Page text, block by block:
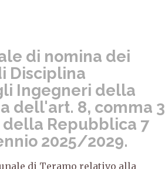
di nomina dei
Disciplina
Ingegneri della
dell'art. 8, comma 3
Repubblica 7
2025/2029.
di Teramo relativo alla